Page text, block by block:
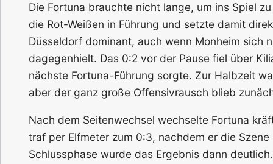
Die Fortuna brauchte nicht lange, um ins Spiel
die Rot-Weißen in Führung und setzte damit
Düsseldorf dominant, auch wenn Monheim sich
dagegenhielt. Das 0:2 vor der Pause fiel über
nächste Fortuna-Führung sorgte. Zur Halbzeit
aber der ganz große Offensivrausch blieb
Nach dem Seitenwechsel wechselte Fortuna
traf per Elfmeter zum 0:3, nachdem er die
Schlussphase wurde das Ergebnis dann